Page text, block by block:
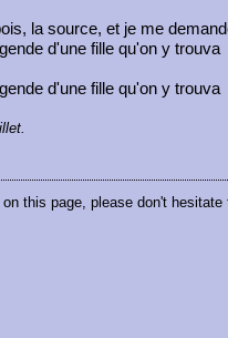
la source, et je me
d'une fille qu'on y trouva
d'une fille qu'on y trouva
on this page, please don't